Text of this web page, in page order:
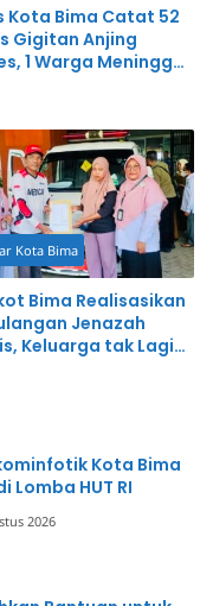
Kota Bima Catat 52
Gigitan Anjing
1 Warga Meninggal
Kota Bima
Bima Realisasikan
Jenazah
Keluarga tak Lagi
Kota Bima
Lomba HUT RI
2026